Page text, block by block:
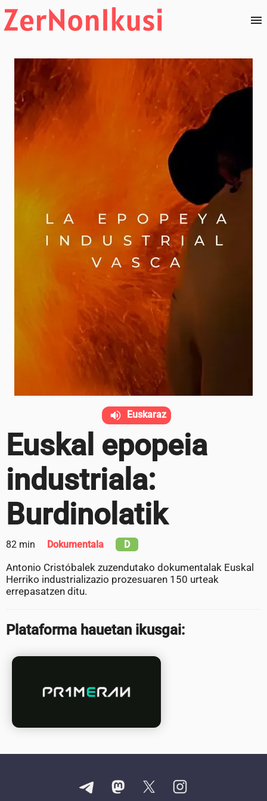
Euskal epopeia
industriala:
Burdinolatik
82 min Dokumentala D
Antonio Cristóbalek zuzendutako dokumentalak Euskal
Herriko industrializazio prozesuaren 150 urteak
errepasatzen ditu.
Plataforma hauetan ikusgai:
Euskaraz